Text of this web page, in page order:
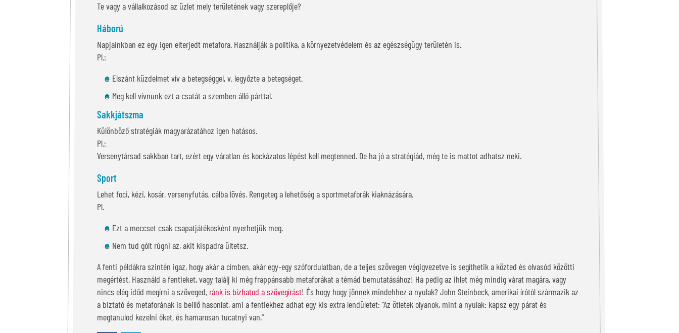
Te vagy a vállalkozásod az üzlet mely területének vagy szereplője?
Háború
Napjainkban ez egy igen elterjedt metafora. Használják a politika, a környezetvédelem és az egészségügy területén is.
Pl.:
Elszánt küzdelmet vív a betegséggel, v. legyőzte a betegséget.
Meg kell vívnunk ezt a csatát a szemben álló párttal.
Sakkjátszma
Különböző stratégiák magyarázatához igen hatásos.
Pl.:
Versenytársad sakkban tart, ezért egy váratlan és kockázatos lépést kell megtenned. De ha jó a stratégiád, még te is mattot adhatsz neki.
Sport
Lehet foci, kézi, kosár, versenyfutás, célba lövés. Rengeteg a lehetőség a sportmetaforák kiaknázására.
Pl.
Ezt a meccset csak csapatjátékosként nyerhetjük meg.
Nem tud gólt rúgni az, akit kispadra ültetsz.
A fenti példákra szintén igaz, hogy akár a címben, akár egy-egy szófordulatban, de a teljes szövegen végigvezetve is segíthetik a közted és olvasód közötti
megértést. Használd a fentieket, vagy találj ki még frappánsabb metaforákat a témád bemutatásához! Ha pedig az ihlet még mindig várat magára, vagy
nincs elég időd megírni a szöveged, ránk is bízhatod a szövegírást! És hogy hogy jönnek mindehhez a nyulak? John Steinbeck, amerikai írótól származik az
a biztató és metaforának is beillő hasonlat, ami a fentiekhez adhat egy kis extra lendületet: "Az ötletek olyanok, mint a nyulak: kapsz egy párat és
megtanulod kezelni őket, és hamarosan tucatnyi van."